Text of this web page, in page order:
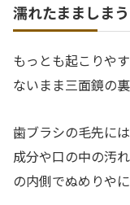
濡れたまましまう
もっとも起こりや
ないまま三面鏡の
歯ブラシの毛先に
成分や口の中の汚
の内側でぬめりや